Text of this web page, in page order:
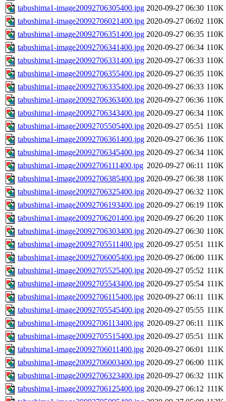
tabushima1-image20092706305400.jpg 2020-09-27 06:30 110K
tabushima1-image20092706021400.jpg 2020-09-27 06:02 110K
tabushima1-image20092706351400.jpg 2020-09-27 06:35 110K
tabushima1-image20092706341400.jpg 2020-09-27 06:34 110K
tabushima1-image20092706331400.jpg 2020-09-27 06:33 110K
tabushima1-image20092706355400.jpg 2020-09-27 06:35 110K
tabushima1-image20092706335400.jpg 2020-09-27 06:33 110K
tabushima1-image20092706363400.jpg 2020-09-27 06:36 110K
tabushima1-image20092706343400.jpg 2020-09-27 06:34 110K
tabushima1-image20092705505400.jpg 2020-09-27 05:51 110K
tabushima1-image20092706361400.jpg 2020-09-27 06:36 110K
tabushima1-image20092706345400.jpg 2020-09-27 06:34 110K
tabushima1-image20092706111400.jpg 2020-09-27 06:11 110K
tabushima1-image20092706385400.jpg 2020-09-27 06:38 110K
tabushima1-image20092706325400.jpg 2020-09-27 06:32 110K
tabushima1-image20092706193400.jpg 2020-09-27 06:19 110K
tabushima1-image20092706201400.jpg 2020-09-27 06:20 110K
tabushima1-image20092706303400.jpg 2020-09-27 06:30 110K
tabushima1-image20092705511400.jpg 2020-09-27 05:51 111K
tabushima1-image20092706005400.jpg 2020-09-27 06:00 111K
tabushima1-image20092705525400.jpg 2020-09-27 05:52 111K
tabushima1-image20092705543400.jpg 2020-09-27 05:54 111K
tabushima1-image20092706115400.jpg 2020-09-27 06:11 111K
tabushima1-image20092705545400.jpg 2020-09-27 05:55 111K
tabushima1-image20092706113400.jpg 2020-09-27 06:11 111K
tabushima1-image20092705515400.jpg 2020-09-27 05:51 111K
tabushima1-image20092706011400.jpg 2020-09-27 06:01 111K
tabushima1-image20092706003400.jpg 2020-09-27 06:00 111K
tabushima1-image20092706323400.jpg 2020-09-27 06:32 111K
tabushima1-image20092706125400.jpg 2020-09-27 06:12 111K